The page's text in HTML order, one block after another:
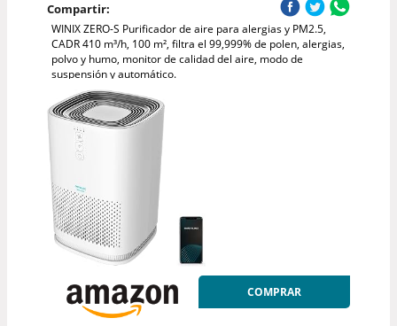
Compartir:
WINIX ZERO-S Purificador de aire para alergias y PM2.5,
CADR 410 m³/h, 100 m², filtra el 99,999% de polen, alergias,
polvo y humo, monitor de calidad del aire, modo de
suspensión y automático.
COMPRAR